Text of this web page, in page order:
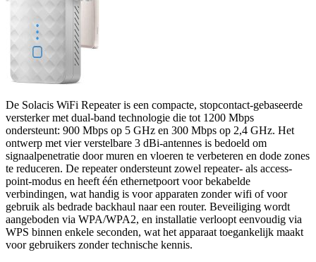
De Solacis WiFi Repeater is een compacte, stopcontact-gebaseerde
versterker met dual-band technologie die tot 1200 Mbps
ondersteunt: 900 Mbps op 5 GHz en 300 Mbps op 2,4 GHz. Het
ontwerp met vier verstelbare 3 dBi-antennes is bedoeld om
signaalpenetratie door muren en vloeren te verbeteren en dode zones
te reduceren. De repeater ondersteunt zowel repeater- als access-
point-modus en heeft één ethernetpoort voor bekabelde
verbindingen, wat handig is voor apparaten zonder wifi of voor
gebruik als bedrade backhaul naar een router. Beveiliging wordt
aangeboden via WPA/WPA2, en installatie verloopt eenvoudig via
WPS binnen enkele seconden, wat het apparaat toegankelijk maakt
voor gebruikers zonder technische kennis.